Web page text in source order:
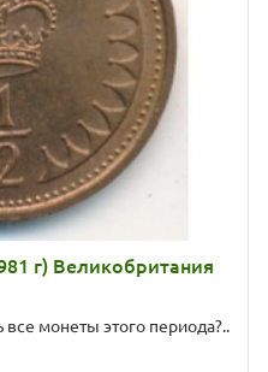
г) Великобритания
все монеты этого периода?..